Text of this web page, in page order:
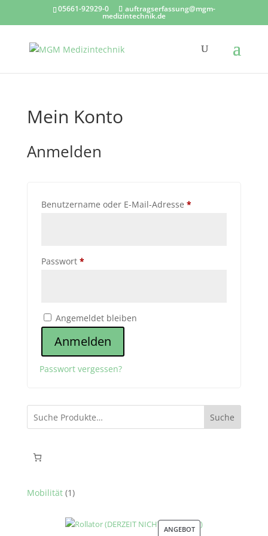
05661-92929-0 auftragserfassung@mgm-
medizintechnik.de
Mein Konto
Anmelden
Benutzername oder E-Mail-Adresse *Erforderlich
Passwort *Erforderlich
Angemeldet bleiben
Anmelden
Passwort vergessen?
Suche
Mobilität 11
ANGEBOTPRODUKT